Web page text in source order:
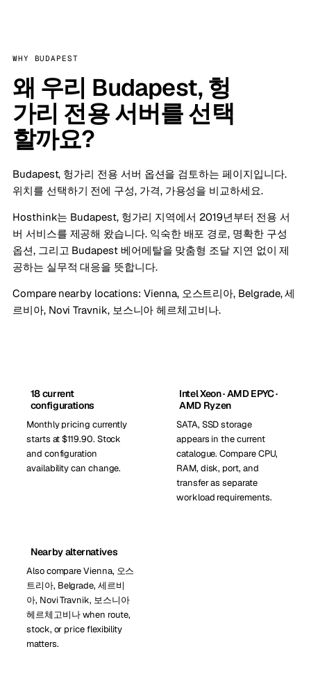
WHY BUDAPEST
왜 우리 Budapest, 헝
가리 전용 서버를 선택
할까요?
Budapest, 헝가리 전용 서버 옵션을 검토하는 페이지입니다.
위치를 선택하기 전에 구성, 가격, 가용성을 비교하세요.
Hosthink는 Budapest, 헝가리 지역에서 2019년부터 전용 서
버 서비스를 제공해 왔습니다. 익숙한 배포 경로, 명확한 구성
옵션, 그리고 Budapest 베어메탈을 맞춤형 조달 지연 없이 제
공하는 실무적 대응을 뜻합니다.
Compare nearby locations:Vienna, 오스트리아, Belgrade, 세
르비아, Novi Travnik, 보스니아 헤르체고비나.
18 current
configurations
Monthly pricing currently
starts at $119.90. Stock
and configuration
availability can change.
Intel Xeon · AMD EPYC ·
AMD Ryzen
SATA, SSD storage
appears in the current
catalogue. Compare CPU,
RAM, disk, port, and
transfer as separate
workload requirements.
Nearby alternatives
Also compare Vienna, 오스
트리아, Belgrade, 세르비
아, Novi Travnik, 보스니아
헤르체고비나 when route,
stock, or price flexibility
matters.